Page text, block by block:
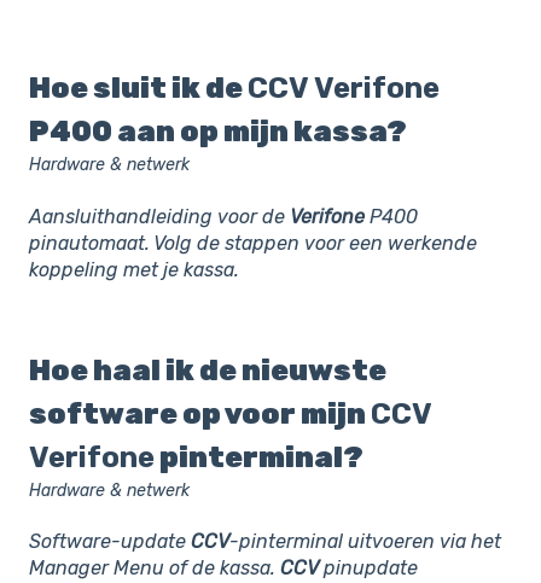
Hoe sluit ik deCCVVerifone
P400 aan op mijn kassa?
Hardware & netwerk
Aansluithandleiding voor de Verifone P400
pinautomaat. Volg de stappen voor een werkende
koppeling met je kassa.
Hoe haal ik de nieuwste
software op voor mijn CCV
Verifonepinterminal?
Hardware & netwerk
Software-update CCV-pinterminal uitvoeren via het
Manager Menu of de kassa. CCVpinupdate